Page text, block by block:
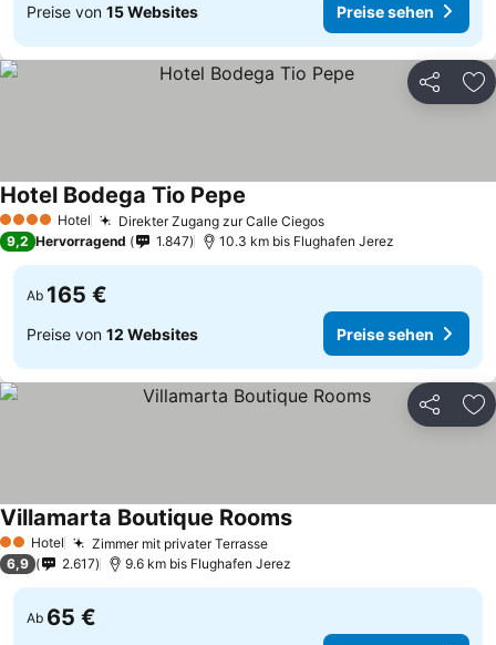
Preise von 15 Websites Preise sehen
Teilen
4 Sterne Hotel Direkter Zugang zur Calle Ciegos
Hotel Bodega Tio Pepe
9,2 Hervorragend 1.847 10.3 km bis Flughafen Jerez
Ab 165 €
Preise von 12 Websites Preise sehen
Teilen
2 Sterne
Hotel Zimmer mit privater Terrasse
Villamarta Boutique Rooms
6,9 2.617 9.6 km bis Flughafen Jerez
Ab 65 €